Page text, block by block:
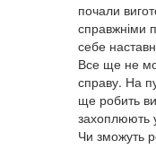
почали
справжніми
себе
Все ще не
справу. На
ще робить
захоплюють
Чи зможуть